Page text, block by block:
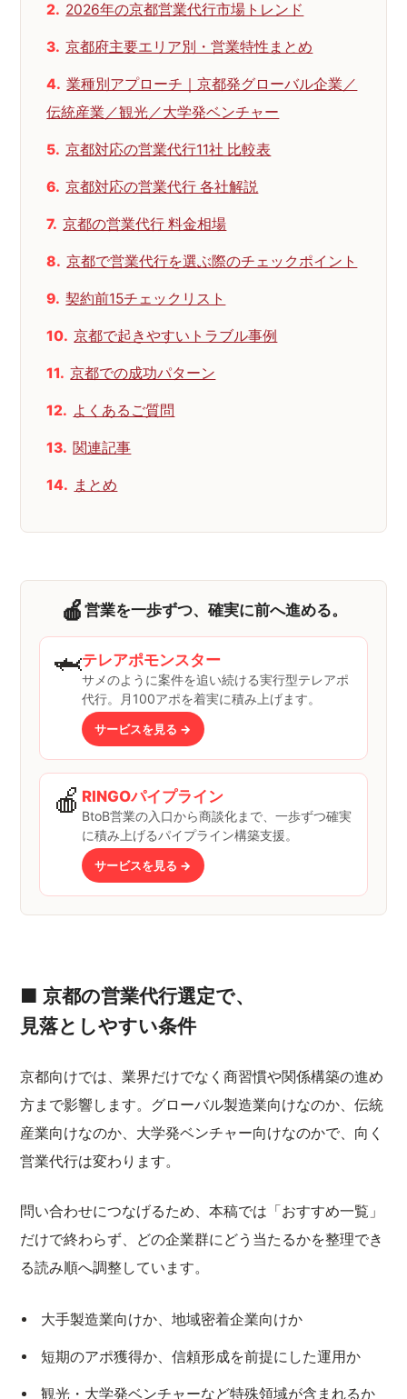
2026年の京都営業代行市場トレンド
京都府主要エリア別・営業特性まとめ
業種別アプローチ｜京都発グローバル企業／
伝統産業／観光／大学発ベンチャー
京都対応の営業代行11社 比較表
京都対応の営業代行 各社解説
京都の営業代行 料金相場
京都で営業代行を選ぶ際のチェックポイント
契約前15チェックリスト
京都で起きやすいトラブル事例
京都での成功パターン
よくあるご質問
関連記事
まとめ
🍎 営業を一歩ずつ、確実に前へ進める。
🦈テレアポモンスター
サメのように案件を追い続ける実行型テレアポ
代行。月100アポを着実に積み上げます。
サービスを見る →
🍎 RINGOパイプライン
BtoB営業の入口から商談化まで、一歩ずつ確実
に積み上げるパイプライン構築支援。
サービスを見る →
■ 京都の営業代行選定で、
見落としやすい条件
京都向けでは、業界だけでなく商習慣や関係構築の進め
方まで影響します。グローバル製造業向けなのか、伝統
産業向けなのか、大学発ベンチャー向けなのかで、向く
営業代行は変わります。
問い合わせにつなげるため、本稿では「おすすめ一覧」
だけで終わらず、どの企業群にどう当たるかを整理でき
る読み順へ調整しています。
大手製造業向けか、地域密着企業向けか
短期のアポ獲得か、信頼形成を前提にした運用か
観光・大学発ベンチャーなど特殊領域が含まれるか